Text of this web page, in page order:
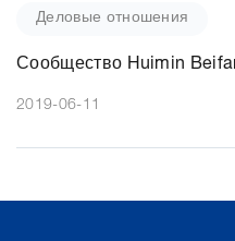
Деловые отношения
Сообщество Huimin
2019-06-11